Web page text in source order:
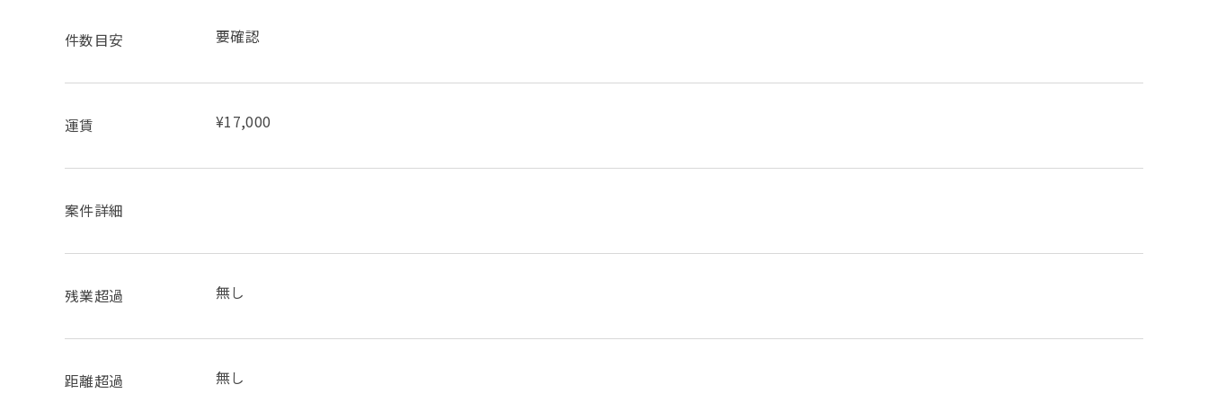
件数目安 要確認
運賃 ¥17,000
案件詳細
残業超過 無し
距離超過 無し